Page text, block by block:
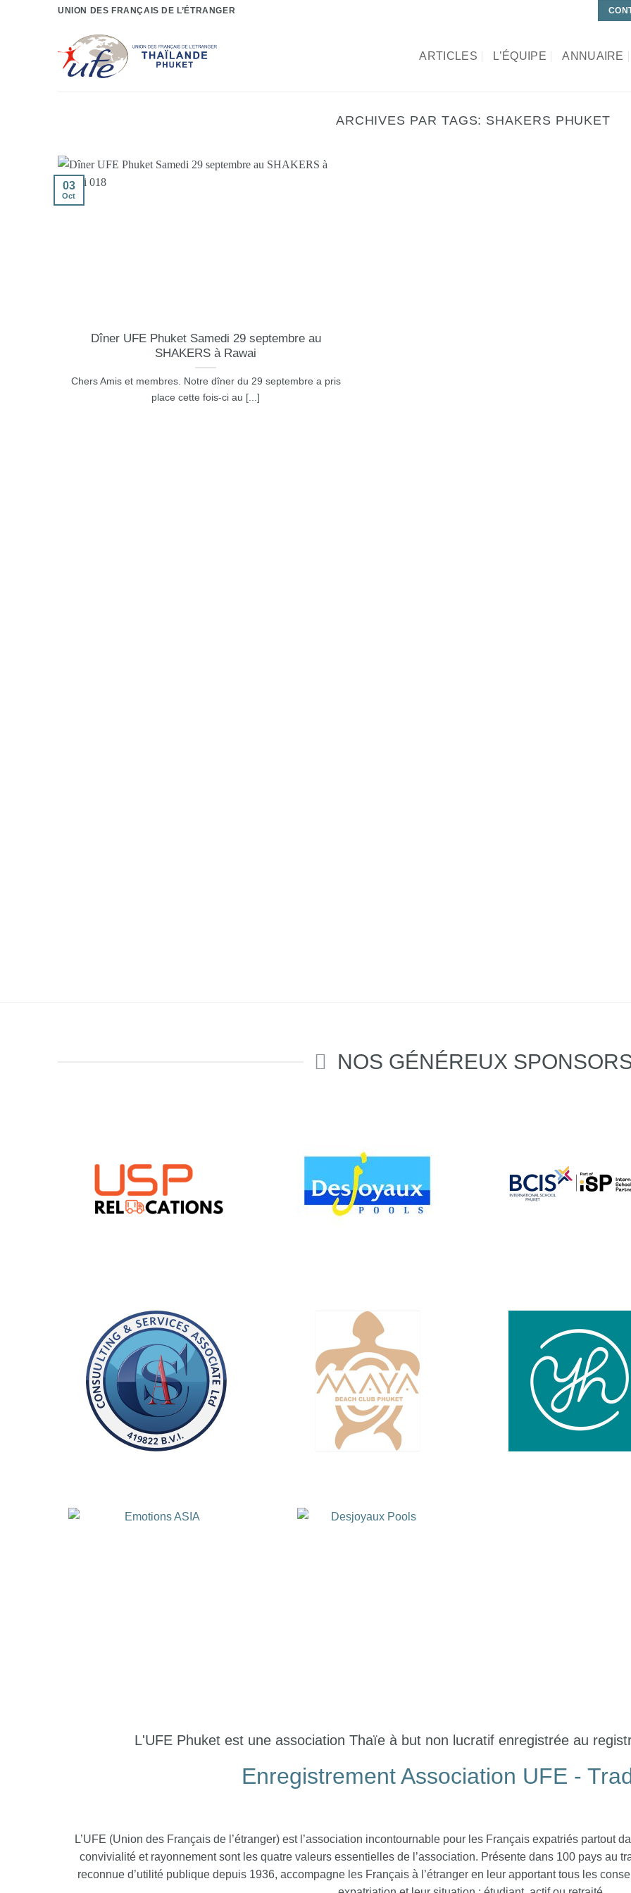
UNION DES FRANÇAIS DE L’ÉTRANGER
ARTICLES L’ÉQUIPE ANNUAIRE
ARCHIVES PAR TAGS: SHAKERS PHUKET
Dîner UFE Phuket Samedi 29 septembre au
SHAKERS à Rawai
Chers Amis et membres. Notre dîner du 29 septembre a pris
place cette fois-ci au [...]
03
Oct
NOS GÉNÉREUX
L'UFE Phuket est une association Thaïe à but non lucratif enregistrée au
Enregistrement Association UFE -
L’UFE (Union des Français de l’étranger) est l’association incontournable pour les Français expatriés partout
convivialité et rayonnement sont les quatre valeurs essentielles de l’association. Présente dans 100 pays au
reconnue d’utilité publique depuis 1936, accompagne les Français à l’étranger en leur apportant tous les